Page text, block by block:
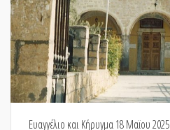
Ευαγγέλιο και Κήρυγμα 18 Μαϊου 2025